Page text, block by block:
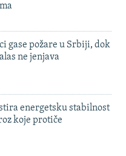
gase požare u Srbiji, dok
ne jenjava
energetsku stabilnost
koje protiče